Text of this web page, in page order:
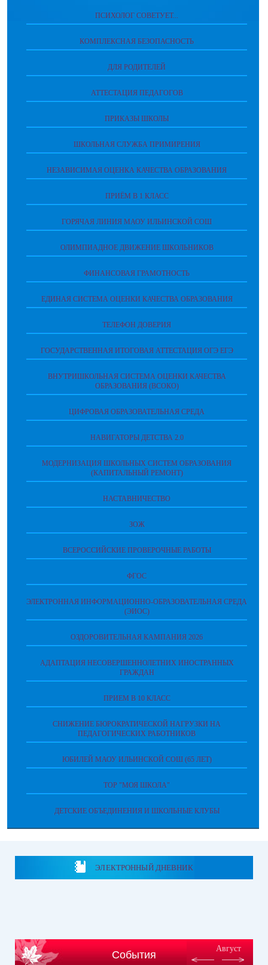
ПСИХОЛОГ СОВЕТУЕТ...
КОМПЛЕКСНАЯ БЕЗОПАСНОСТЬ
ДЛЯ РОДИТЕЛЕЙ
АТТЕСТАЦИЯ ПЕДАГОГОВ
ПРИКАЗЫ ШКОЛЫ
ШКОЛЬНАЯ СЛУЖБА ПРИМИРЕНИЯ
НЕЗАВИСИМАЯ ОЦЕНКА КАЧЕСТВА ОБРАЗОВАНИЯ
ПРИЁМ В 1 КЛАСС
ГОРЯЧАЯ ЛИНИЯ МАОУ ИЛЬИНСКОЙ СОШ
ОЛИМПИАДНОЕ ДВИЖЕНИЕ ШКОЛЬНИКОВ
ФИНАНСОВАЯ ГРАМОТНОСТЬ
ЕДИНАЯ СИСТЕМА ОЦЕНКИ КАЧЕСТВА ОБРАЗОВАНИЯ
ТЕЛЕФОН ДОВЕРИЯ
ГОСУДАРСТВЕННАЯ ИТОГОВАЯ АТТЕСТАЦИЯ ОГЭ ЕГЭ
ВНУТРИШКОЛЬНАЯ СИСТЕМА ОЦЕНКИ КАЧЕСТВА
ОБРАЗОВАНИЯ (ВСОКО)
ЦИФРОВАЯ ОБРАЗОВАТЕЛЬНАЯ СРЕДА
НАВИГАТОРЫ ДЕТСТВА 2.0
МОДЕРНИЗАЦИЯ ШКОЛЬНЫХ СИСТЕМ ОБРАЗОВАНИЯ
(КАПИТАЛЬНЫЙ РЕМОНТ)
НАСТАВНИЧЕСТВО
ЗОЖ
ВСЕРОССИЙСКИЕ ПРОВЕРОЧНЫЕ РАБОТЫ
ФГОС
ЭЛЕКТРОННАЯ ИНФОРМАЦИОННО-ОБРАЗОВАТЕЛЬНАЯ СРЕДА
(ЭИОС)
ОЗДОРОВИТЕЛЬНАЯ КАМПАНИЯ 2026
АДАПТАЦИЯ НЕСОВЕРШЕННОЛЕТНИХ ИНОСТРАННЫХ
ГРАЖДАН
ПРИЕМ В 10 КЛАСС
СНИЖЕНИЕ БЮРОКРАТИЧЕСКОЙ НАГРУЗКИ НА
ПЕДАГОГИЧЕСКИХ РАБОТНИКОВ
ЮБИЛЕЙ МАОУ ИЛЬИНСКОЙ СОШ (65 ЛЕТ)
ТОР "МОЯ ШКОЛА"
ДЕТСКИЕ ОБЪЕДИНЕНИЯ И ШКОЛЬНЫЕ КЛУБЫ
ЭЛЕКТРОННЫЙ ДНЕВНИК
События
Август